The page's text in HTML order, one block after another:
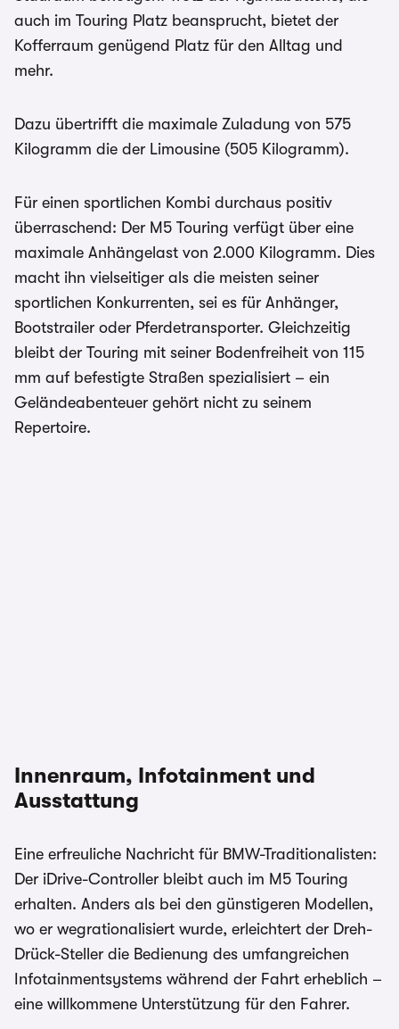
auch im Touring Platz beansprucht, bietet der
Kofferraum genügend Platz für den Alltag und
mehr.
Dazu übertrifft die maximale Zuladung von 575
Kilogramm die der Limousine (505 Kilogramm).
Für einen sportlichen Kombi durchaus positiv
überraschend: Der M5 Touring verfügt über eine
maximale Anhängelast von 2.000 Kilogramm. Dies
macht ihn vielseitiger als die meisten seiner
sportlichen Konkurrenten, sei es für Anhänger,
Bootstrailer oder Pferdetransporter. Gleichzeitig
bleibt der Touring mit seiner Bodenfreiheit von 115
mm auf befestigte Straßen spezialisiert – ein
Geländeabenteuer gehört nicht zu seinem
Repertoire.
Innenraum, Infotainment und
Ausstattung
Eine erfreuliche Nachricht für BMW-Traditionalisten:
Der iDrive-Controller bleibt auch im M5 Touring
erhalten. Anders als bei den günstigeren Modellen,
wo er wegrationalisiert wurde, erleichtert der Dreh-
Drück-Steller die Bedienung des umfangreichen
Infotainmentsystems während der Fahrt erheblich –
eine willkommene Unterstützung für den Fahrer.